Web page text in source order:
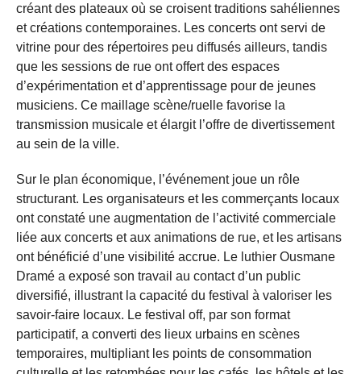
créant des plateaux où se croisent traditions sahéliennes
et créations contemporaines. Les concerts ont servi de
vitrine pour des répertoires peu diffusés ailleurs, tandis
que les sessions de rue ont offert des espaces
d’expérimentation et d’apprentissage pour de jeunes
musiciens. Ce maillage scène/ruelle favorise la
transmission musicale et élargit l’offre de divertissement
au sein de la ville.
Sur le plan économique, l’événement joue un rôle
structurant. Les organisateurs et les commerçants locaux
ont constaté une augmentation de l’activité commerciale
liée aux concerts et aux animations de rue, et les artisans
ont bénéficié d’une visibilité accrue. Le luthier Ousmane
Dramé a exposé son travail au contact d’un public
diversifié, illustrant la capacité du festival à valoriser les
savoir-faire locaux. Le festival off, par son format
participatif, a converti des lieux urbains en scènes
temporaires, multipliant les points de consommation